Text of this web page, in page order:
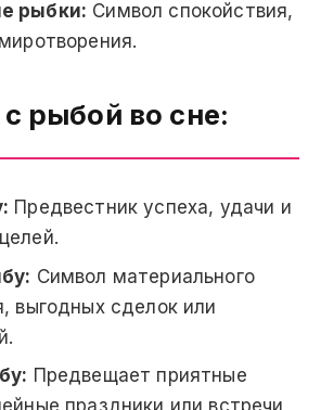
рыбки: Символ спокойствия,
рыбой во сне:
Предвестник успеха, удачи и
Символ материального
выгодных сделок или
Предвещает приятные